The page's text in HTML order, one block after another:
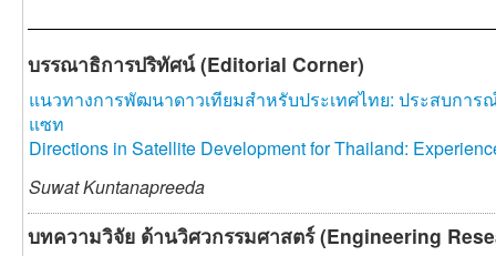
บรรณาธิการปริทัศน์ (Editorial Corner)
แนวทางการพัฒนาดาวเทียมสำหรับประเทศไทย: ประสบการ
แซท
Directions in Satellite Development for Thailand:
Suwat Kuntanapreeda
บทความวิจัย ด้านวิศวกรรมศาสตร์ (Engineering